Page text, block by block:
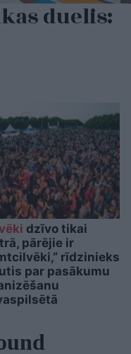
duelis:
dzīvo tikai
pārējie ir
rīdzinieks
par pasākumu